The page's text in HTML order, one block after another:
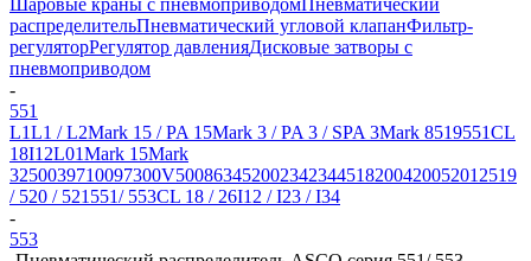
Шаровые краны с пневмоприводомПневматический
распределительПневматический угловой клапанФильтр-
регуляторРегулятор давленияДисковые затворы с
пневмоприводом
-
551
L1L1 / L2Mark 15 / PA 15Mark 3 / PA 3 / SPA 3Mark 8519551CL
18I12L01Mark 15Mark
3250039710097300V500863452002342344518200420052012519
/ 520 / 521 551/ 553CL 18 / 26I12 / I23 / I34
-
553